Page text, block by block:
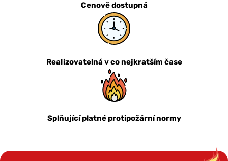
Cenově dostupná
Realizovatelná v co nejkratším čase
Splňující platné protipožární normy